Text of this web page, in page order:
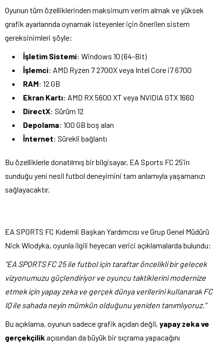
Oyunun tüm özelliklerinden maksimum verim almak ve yüksek
grafik ayarlarında oynamak isteyenler için önerilen sistem
gereksinimleri şöyle:
İşletim Sistemi: Windows 10 (64-Bit)
İşlemci: AMD Ryzen 7 2700X veya Intel Core i7 6700
RAM: 12 GB
Ekran Kartı: AMD RX 5600 XT veya NVIDIA GTX 1660
DirectX: Sürüm 12
Depolama: 100 GB boş alan
İnternet: Sürekli bağlantı
Bu özelliklerle donatılmış bir bilgisayar, EA Sports FC 25’in
sunduğu yeni nesil futbol deneyimini tam anlamıyla yaşamanızı
sağlayacaktır.
EA SPORTS FC Kıdemli Başkan Yardımcısı ve Grup Genel Müdürü
Nick Wlodyka, oyunla ilgili heyecan verici açıklamalarda bulundu:
“EA SPORTS FC 25 ile futbol için taraftar öncelikli bir gelecek
vizyonumuzu güçlendiriyor ve oyuncu taktiklerini modernize
etmek için yapay zeka ve gerçek dünya verilerini kullanarak FC
IQ ile sahada neyin mümkün olduğunu yeniden tanımlıyoruz.”
Bu açıklama, oyunun sadece grafik açıdan değil, yapay zeka ve
gerçekçilik açısından da büyük bir sıçrama yapacağını